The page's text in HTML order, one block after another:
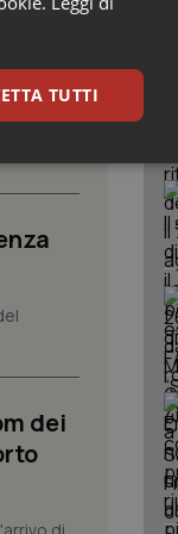
dei
TUTTI
sulle pagine
memorizzare le